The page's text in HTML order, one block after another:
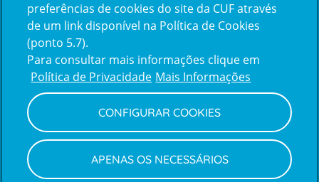
Reclamações
e
elogios
Política de Privacidade e Cookies
Termos e Condições
Declaração de Acessibilidade
Canal de Denúncias
Informações legais
preferências de cookies do site da CUF através
de um link disponível na Política de Cookies
(ponto 5.7).
Para consultar mais informações clique em
Política de Privacidade Mais Informações
CONFIGURAR COOKIES
APENAS OS NECESSÁRIOS